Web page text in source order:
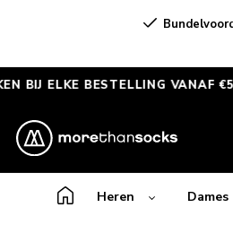
BESTELLING VANAF €55 ✦
SPORTSOKKEN
elke
Heren Dames